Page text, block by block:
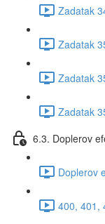
Zadatak
Zadatak
Zadatak
Zadatak
6.3. Doplerov
Doplerov
400, 401,